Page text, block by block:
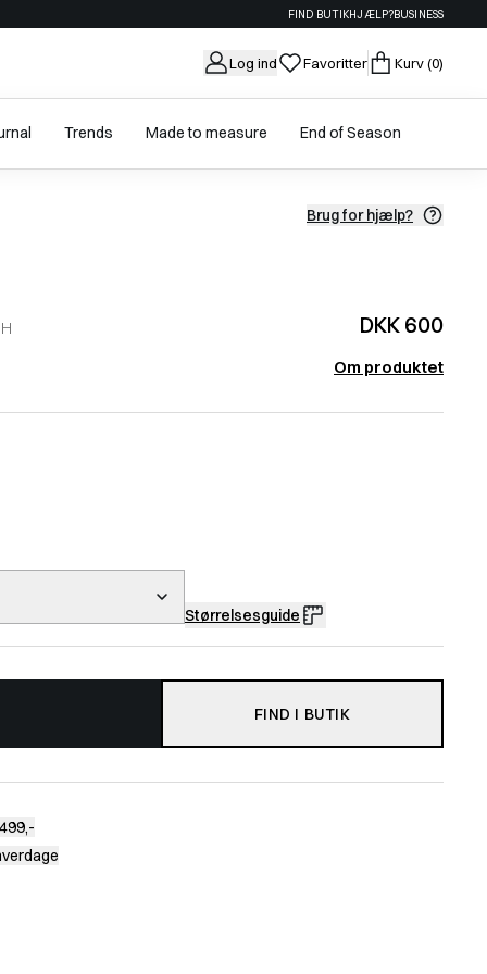
FIND BUTIKHJÆLP?BUSINESS
Log ind Favoritter Kurv(0)
Trends Made to measure End of Season
Brug for hjælp?
DKK 600
Om produktet
Størrelsesguide
FIND I BUTIK